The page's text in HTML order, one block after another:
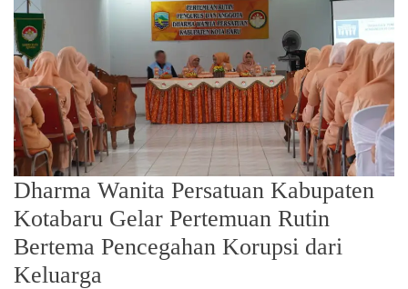
Dharma Wanita Persatuan Kabupaten
Kotabaru Gelar Pertemuan Rutin
Bertema Pencegahan Korupsi dari
Keluarga